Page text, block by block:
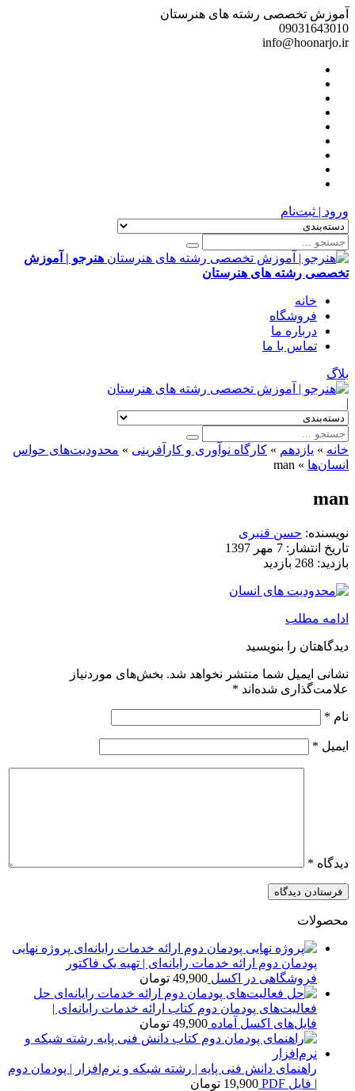
آموزش تخصصی رشته های هنرستان
09031643010
info@hoonarjo.ir
ورود | ثبت‌نام
هنرجو | آموزش
تخصصی رشته های هنرستان
خانه
فروشگاه
درباره ما
تماس با ما
بلاگ
|
خانه » یازدهم » کارگاه نوآوری و کارآفرینی » محدودیت‌های حواس
انسان‌ها »
man
man
نویسنده: حسن قنبری
تاریخ انتشار: 7 مهر 1397
بازدید: 268 بازدید
ادامه مطلب
دیدگاهتان را بنویسید
نشانی ایمیل شما منتشر نخواهد شد. بخش‌های موردنیاز
علامت‌گذاری شده‌اند *
نام *
ایمیل *
دیدگاه *
محصولات
پروژه نهایی
پودمان دوم ارائه خدمات رایانه‌ای | تهیه یک فاکتور
فروشگاهی در اکسل 49,900 تومان
حل
فعالیت‌های پودمان دوم کتاب ارائه خدمات رایانه‌ای |
فایل‌های اکسل آماده 49,900 تومان
راهنمای دانش فنی پایه | رشته شبکه و نرم‌افزار | پودمان دوم
| فایل PDF
19,900 تومان